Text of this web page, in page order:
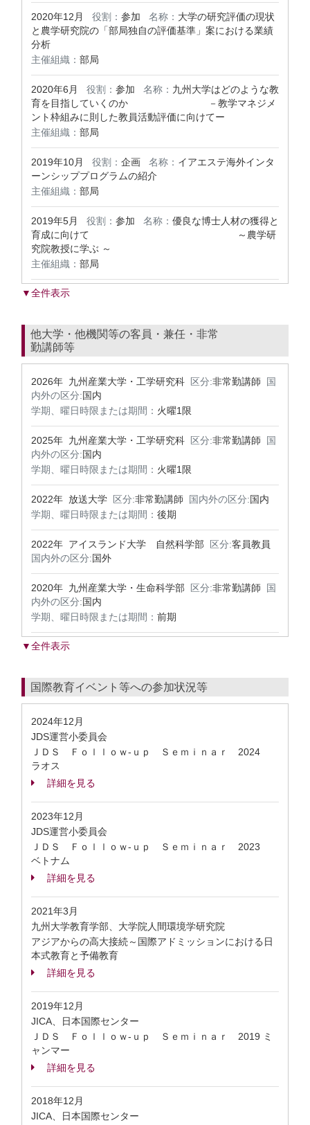
2020年12月 役割： 参加 名称： 大学の研究評価の現状
と農学研究院の「部局独自の評価基準」案における業績
分析
主催組織： 部局
2020年6月 役割： 参加 名称： 九州大学はどのような教
育を目指していくのか －教学マネジメ
ント枠組みに則した教員活動評価に向けてー
主催組織： 部局
2019年10月 役割： 企画 名称： イアエステ海外インタ
ーンシッププログラムの紹介
主催組織： 部局
2019年5月 役割： 参加 名称： 優良な博士人材の獲得と
育成に向けて ～農学研
究院教授に学ぶ ～
主催組織： 部局
▼全件表示
他大学・他機関等の客員・兼任・非常
勤講師等
2026年 九州産業大学・工学研究科 区分:非常勤講師
国
内外の区分:国内
学期、曜日時限または期間： 火曜1限
2025年 九州産業大学・工学研究科 区分:非常勤講師
国
内外の区分:国内
学期、曜日時限または期間： 火曜1限
2022年 放送大学 区分:非常勤講師 国内外の区分:国内
学期、曜日時限または期間： 後期
2022年 アイスランド大学 自然科学部 区分:客員教員
国内外の区分:国外
2020年 九州産業大学・生命科学部 区分:非常勤講師
国
内外の区分:国内
学期、曜日時限または期間： 前期
▼全件表示
国際教育イベント等への参加状況等
2024年12月
JDS運営小委員会
ＪＤＳ Ｆｏｌｌｏｗ-ｕｐ Ｓｅｍｉｎａｒ 2024
ラオス
詳細を見る
2023年12月
JDS運営小委員会
ＪＤＳ Ｆｏｌｌｏｗ-ｕｐ Ｓｅｍｉｎａｒ 2023
ベトナム
詳細を見る
2021年3月
九州大学教育学部、大学院人間環境学研究院
アジアからの高大接続～国際アドミッションにおける日
本式教育と予備教育
詳細を見る
2019年12月
JICA、日本国際センター
ＪＤＳ Ｆｏｌｌｏｗ-ｕｐ Ｓｅｍｉｎａｒ 2019 ミ
ャンマー
詳細を見る
2018年12月
JICA、日本国際センター